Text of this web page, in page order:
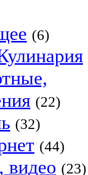
(6)
(22)
(32)
(44)
видео (23)